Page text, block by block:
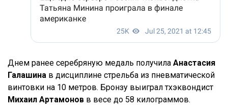
Днем ранее серебряную медаль получила Анастасия
Галашина в дисциплине стрельба из пневматической
винтовки на 10 метров. Бронзу выиграл тхэквондист
Михаил Артамонов в весе до 58 килограммов.